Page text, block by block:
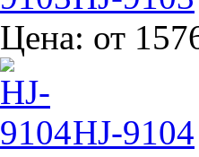
Цена: от
HJ-9104